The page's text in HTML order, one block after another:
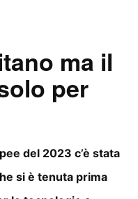
ma il
per
del 2023 c’è stata
si è tenuta prima